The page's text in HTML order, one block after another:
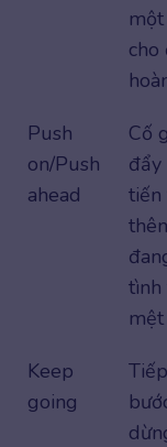
cho
Push
on/Push
ahead
Cố
đẩy
tiến
tình
Keep
going